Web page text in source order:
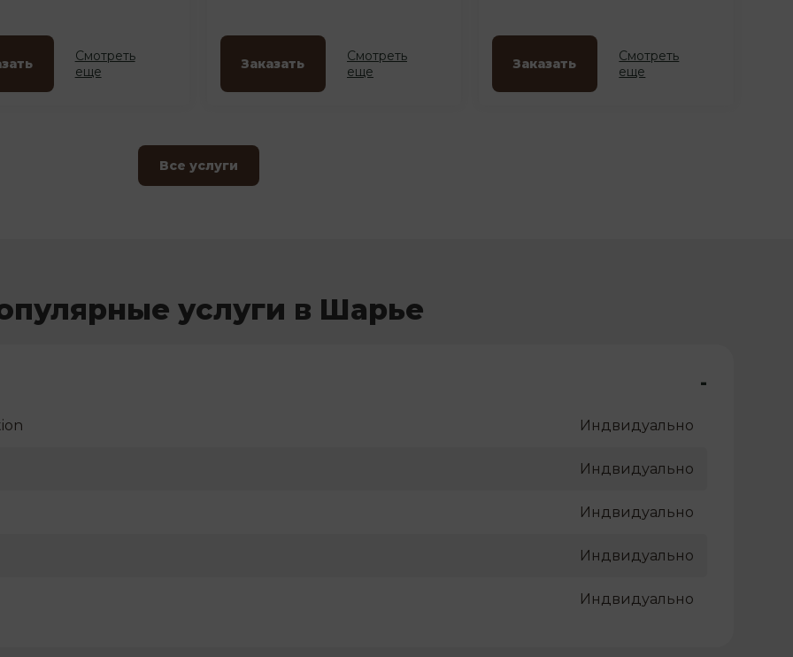
Смотреть
еще
Заказать
Смотреть
еще
Заказать
Смотреть
еще
Все услуги
услуги в Шарье
-
Индвидуально
Индвидуально
Индвидуально
Индвидуально
Индвидуально